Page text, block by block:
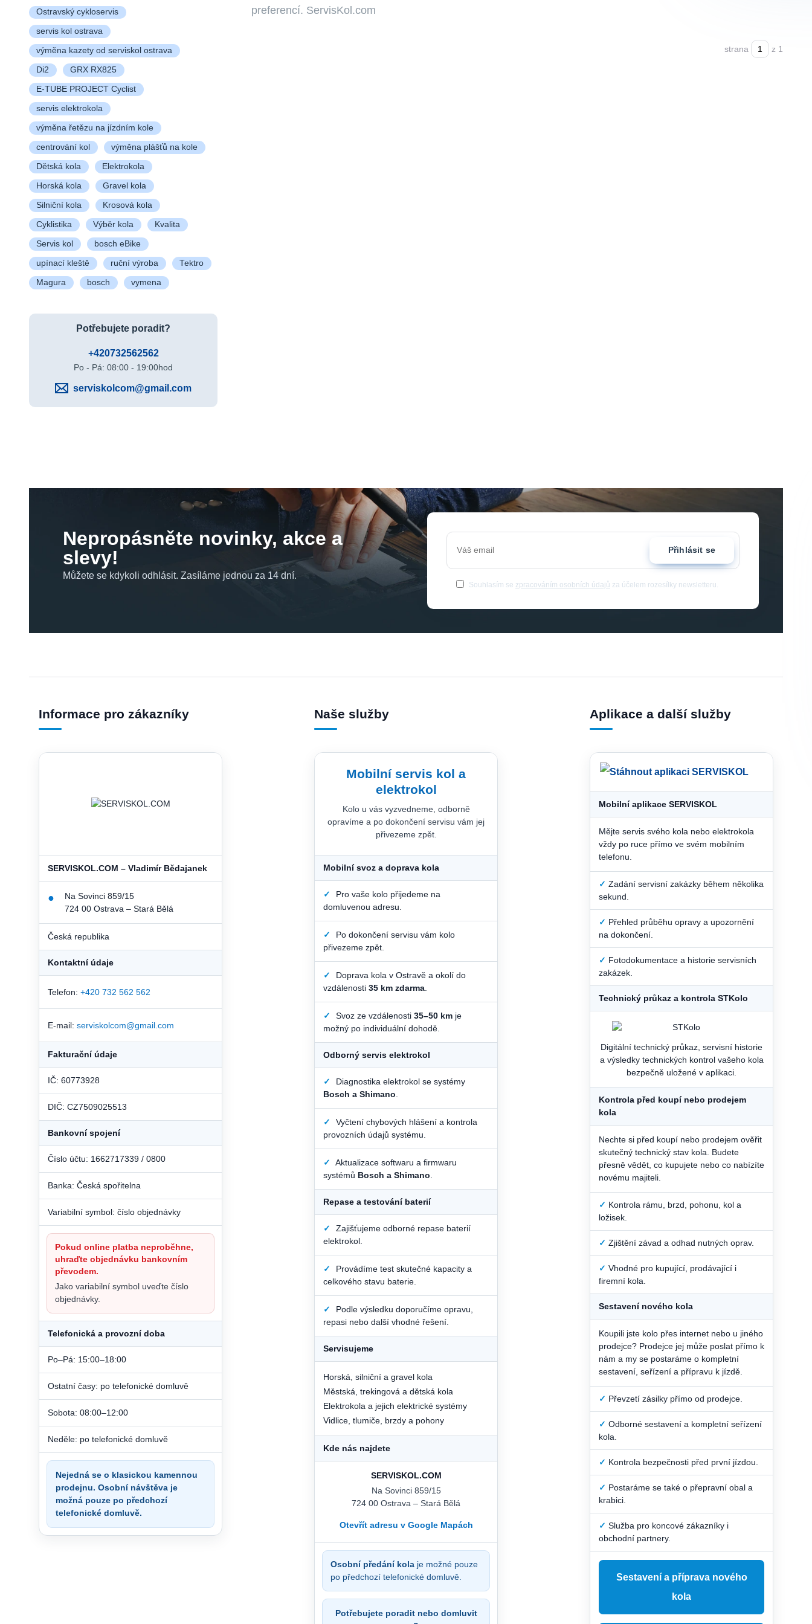
Ostravský cykloservis
servis kol ostrava
výměna kazety od serviskol ostrava
Di2 GRX RX825
E-TUBE PROJECT Cyclist
servis elektrokola
výměna řetězu na jízdním kole
centrování kol výměna plášťů na kole
Dětská kola Elektrokola
Horská kola Gravel kola
Silniční kola Krosová kola
Cyklistika Výběr kola Kvalita
Servis kol bosch eBike
upínací kleště ruční výroba Tektro
Magura bosch vymena
Potřebujete poradit?
+420732562562
Po - Pá: 08:00 - 19:00hod
serviskolcom@gmail.com
preferencí. ServisKol.com
strana z 1
Nepropásněte novinky, akce a
slevy!
Můžete se kdykoli odhlásit. Zasíláme jednou za 14 dní.
Přihlásit se
Souhlasím se zpracováním osobních údajů za účelem rozesílky newsletteru.
Informace pro zákazníky
SERVISKOL.COM – Vladimír Bědajanek
●
Na Sovinci 859/15
724 00 Ostrava – Stará Bělá
Česká republika
Kontaktní údaje
Telefon: +420 732 562 562
E-mail: serviskolcom@gmail.com
Fakturační údaje
IČ: 60773928
DIČ: CZ7509025513
Bankovní spojení
Číslo účtu: 1662717339 / 0800
Banka: Česká spořitelna
Variabilní symbol: číslo objednávky
Pokud online platba neproběhne,
uhraďte objednávku bankovním
převodem.
Jako variabilní symbol uveďte číslo
objednávky.
Telefonická a provozní doba
Po–Pá: 15:00–18:00
Ostatní časy: po telefonické domluvě
Sobota: 08:00–12:00
Neděle: po telefonické domluvě
Nejedná se o klasickou kamennou
prodejnu. Osobní návštěva je
možná pouze po předchozí
telefonické domluvě.
Naše služby
Mobilní servis kol a
elektrokol
Kolo u vás vyzvedneme, odborně
opravíme a po dokončení servisu vám jej
přivezeme zpět.
Mobilní svoz a doprava kola
✓
Pro vaše kolo přijedeme na
domluvenou adresu.
✓
Po dokončení servisu vám kolo
přivezeme zpět.
✓
Doprava kola v Ostravě a okolí do
vzdálenosti 35 km zdarma
✓ Svoz ze vzdálenosti 35–50 km je
možný po individuální dohodě.
Odborný servis elektrokol
✓
Diagnostika elektrokol se systémy
Bosch a Shimano
✓
Vyčtení chybových hlášení a kontrola
provozních údajů systému.
✓
Aktualizace softwaru a firmwaru
systémů Bosch a Shimano
Repase a testování baterií
✓
Zajišťujeme odborné repase baterií
elektrokol.
✓
Provádíme test skutečné kapacity a
celkového stavu baterie.
✓
Podle výsledku doporučíme opravu,
repasi nebo další vhodné řešení.
Servisujeme
Horská, silniční a gravel kola
Městská, trekingová a dětská kola
Elektrokola a jejich elektrické systémy
Vidlice, tlumiče, brzdy a pohony
Kde nás najdete
SERVISKOL.COM
Na Sovinci 859/15
724 00 Ostrava – Stará Bělá
Otevřít adresu v Google Mapách
Osobní předání kola je možné pouze
po předchozí telefonické domluvě.
Potřebujete poradit nebo domluvit
Aplikace a další služby
Mobilní aplikace SERVISKOL
Mějte servis svého kola nebo elektrokola
vždy po ruce přímo ve svém mobilním
telefonu.
✓ Zadání servisní zakázky během několika
sekund.
✓ Přehled průběhu opravy a upozornění
na dokončení.
✓ Fotodokumentace a historie servisních
zakázek.
Technický průkaz a kontrola STKolo
Digitální technický průkaz, servisní historie
a výsledky technických kontrol vašeho kola
bezpečně uložené v aplikaci.
Kontrola před koupí nebo prodejem
kola
Nechte si před koupí nebo prodejem ověřit
skutečný technický stav kola. Budete
přesně vědět, co kupujete nebo co nabízíte
novému majiteli.
✓ Kontrola rámu, brzd, pohonu, kol a
ložisek.
✓ Zjištění závad a odhad nutných oprav.
✓ Vhodné pro kupující, prodávající i
firemní kola.
Sestavení nového kola
Koupili jste kolo přes internet nebo u jiného
prodejce? Prodejce jej může poslat přímo k
nám a my se postaráme o kompletní
sestavení, seřízení a přípravu k jízdě.
✓ Převzetí zásilky přímo od prodejce.
✓ Odborné sestavení a kompletní seřízení
kola.
✓ Kontrola bezpečnosti před první jízdou.
✓ Postaráme se také o přepravní obal a
krabici.
✓ Služba pro koncové zákazníky i
obchodní partnery.
Sestavení a příprava nového
kola